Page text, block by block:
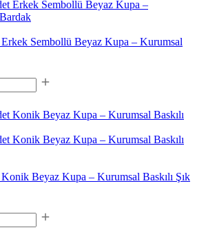
Sembollü Beyaz Kupa – Kurumsal
Beyaz Kupa – Kurumsal Baskılı Şık